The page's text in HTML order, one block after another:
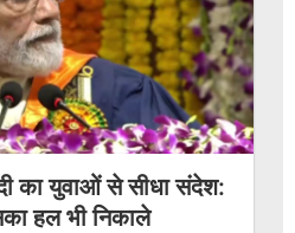
का युवाओं से सीधा संदेश:
हल भी निकाले